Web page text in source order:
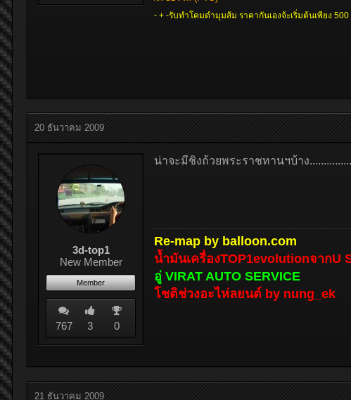
- + -รับทำโคมดำมุมส้ม ราคากันเองจ้ะเริ่มต้นเพียง
20 ธันวาคม 2009
3d-top1
New Member
Member
767 3 0
น่าจะมีชิงถ้วยพระราชทานฯบ้าง
Re-map by balloon.com
น้ำมันเครื่องTOP1evolutionจากU
อู่ VIRAT AUTO SERVICE
โชติช่วงอะไห่ลยนต์ by nung_ek
21 ธันวาคม 2009